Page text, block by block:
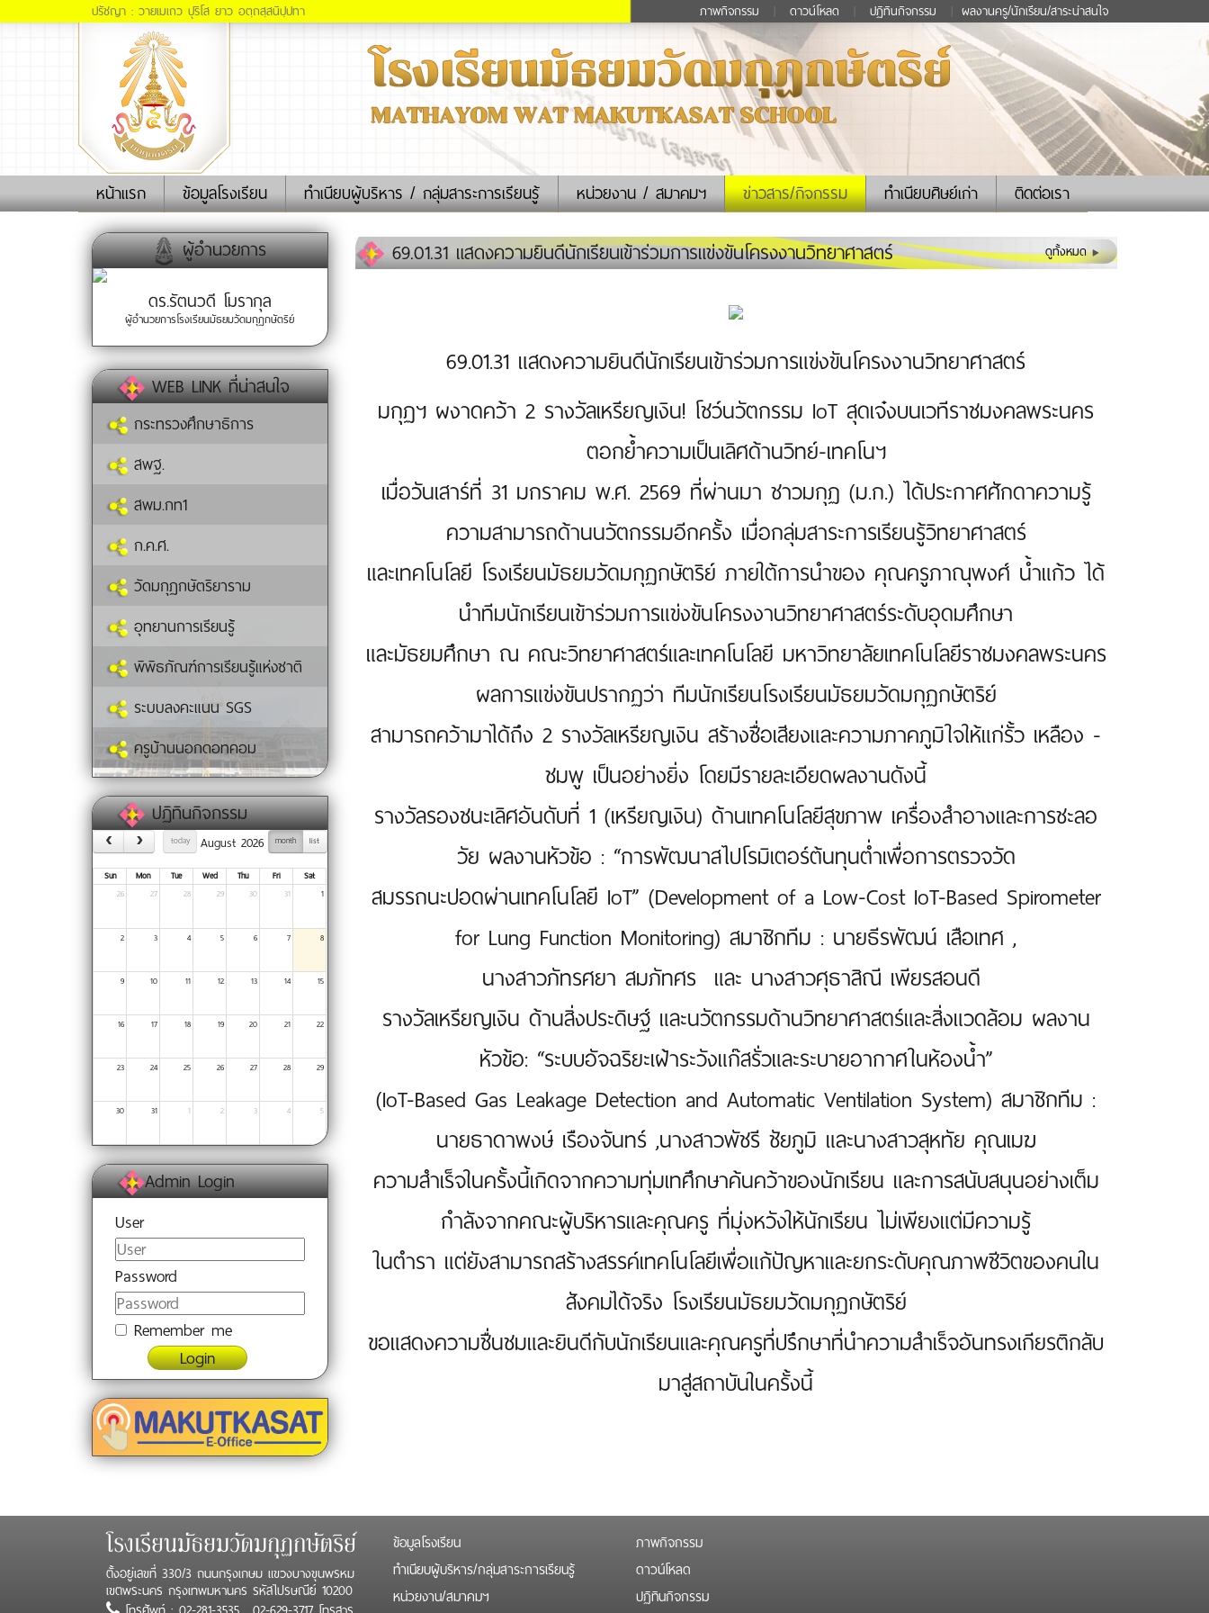
ปรัชญา : วายเมเถว ปุริโส ยาว อตฺถสฺสนิปฺปทา ภาพกิจกรรม ดาวน์โหลด ปฏิทินกิจกรรม ผลงานครู/นักเรียน/สาระน่าสนใจ
หน้าแรก(current)ข้อมูลโรงเรียน ทำเนียบผู้บริหาร / กลุ่มสาระการเรียนรู้ หน่วยงาน / สมาคมฯ ข่าวสาร/กิจกรรม ทำเนียบศิษย์เก่า ติดต่อเรา
ผู้อำนวยการ
ดร.รัตนวดี โมรากุล
ผู้อำนวยการโรงเรียนมัธยมวัดมกุฏกษัตริย์
WEB LINK ที่น่าสนใจ
กระทรวงศึกษาธิการ
สพฐ.
สพม.กท1
ก.ค.ศ.
วัดมกุฏกษัตริยาราม
อุทยานการเรียนรู้
พิพิธภัณฑ์การเรียนรู้แห่งชาติ
ระบบลงคะแนน SGS
ครูบ้านนอกดอทคอม
ปฏิทินกิจกรรม
today month list
August 2026
Sun Mon Tue Wed Thu Fri
Sat
26
27 28 29 30 31 1
2 3 4 5 6 7 8
9 10 11 12 13 14 15
16 17 18 19 20 21 22
23 24 25 26 27 28 29
30 31 1 2 3 4 5
Admin Login
User
Password
Remember me
Login
69.01.31 แสดงความยินดีนักเรียนเข้าร่วมการแข่งขันโครงงานวิทยาศาสตร์ ดูทั้งหมด
69.01.31 แสดงความยินดีนักเรียนเข้าร่วมการแข่งขันโครงงานวิทยาศาสตร์
มกุฏฯ ผงาดคว้า 2 รางวัลเหรียญเงิน! โชว์นวัตกรรม IoT สุดเจ๋งบนเวทีราชมงคลพระนคร
ตอกย้ำความเป็นเลิศด้านวิทย์-เทคโนฯ
เมื่อวันเสาร์ที่ 31 มกราคม พ.ศ. 2569 ที่ผ่านมา ชาวมกุฏ (ม.ก.) ได้ประกาศศักดาความรู้
ความสามารถด้านนวัตกรรมอีกครั้ง เมื่อกลุ่มสาระการเรียนรู้วิทยาศาสตร์
และเทคโนโลยี โรงเรียนมัธยมวัดมกุฏกษัตริย์ ภายใต้การนำของ คุณครูภาณุพงศ์ น้ำแก้ว ได้
นำทีมนักเรียนเข้าร่วมการแข่งขันโครงงานวิทยาศาสตร์ระดับอุดมศึกษา
และมัธยมศึกษา ณ คณะวิทยาศาสตร์และเทคโนโลยี มหาวิทยาลัยเทคโนโลยีราชมงคลพระนคร
ผลการแข่งขันปรากฏว่า ทีมนักเรียนโรงเรียนมัธยมวัดมกุฏกษัตริย์
สามารถคว้ามาได้ถึง 2 รางวัลเหรียญเงิน สร้างชื่อเสียงและความภาคภูมิใจให้แก่รั้ว เหลือง -
ชมพู เป็นอย่างยิ่ง โดยมีรายละเอียดผลงานดังนี้
รางวัลรองชนะเลิศอันดับที่ 1 (เหรียญเงิน) ด้านเทคโนโลยีสุขภาพ เครื่องสำอางและการชะลอ
วัย ผลงานหัวข้อ : “การพัฒนาสไปโรมิเตอร์ต้นทุนต่ำเพื่อการตรวจวัด
สมรรถนะปอดผ่านเทคโนโลยี IoT” (Development of a Low-Cost IoT-Based Spirometer
for Lung Function Monitoring) สมาชิกทีม : นายธีรพัฒน์ เสือเทศ ,
นางสาวภัทรศยา สมภัทศร และ นางสาวศุธาสิณี เพียรสอนดี
รางวัลเหรียญเงิน ด้านสิ่งประดิษฐ์ และนวัตกรรมด้านวิทยาศาสตร์และสิ่งแวดล้อม ผลงาน
หัวข้อ: “ระบบอัจฉริยะเฝ้าระวังแก๊สรั่วและระบายอากาศในห้องน้ำ”
(IoT-Based Gas Leakage Detection and Automatic Ventilation System) สมาชิกทีม :
นายธาดาพงษ์ เรืองจันทร์ ,นางสาวพัชรี ชัยภูมิ และนางสาวสุหทัย คุณเมฆ
ความสำเร็จในครั้งนี้เกิดจากความทุ่มเทศึกษาค้นคว้าของนักเรียน และการสนับสนุนอย่างเต็ม
กำลังจากคณะผู้บริหารและคุณครู ที่มุ่งหวังให้นักเรียน ไม่เพียงแต่มีความรู้
ในตำรา แต่ยังสามารถสร้างสรรค์เทคโนโลยีเพื่อแก้ปัญหาและยกระดับคุณภาพชีวิตของคนใน
สังคมได้จริง โรงเรียนมัธยมวัดมกุฏกษัตริย์
ขอแสดงความชื่นชมและยินดีกับนักเรียนและคุณครูที่ปรึกษาที่นำความสำเร็จอันทรงเกียรติกลับ
มาสู่สถาบันในครั้งนี้
โรงเรียนมัธยมวัดมกุฏกษัตริย์
ตั้งอยู่เลขที่ 330/3 ถนนกรุงเกษม แขวงบางขุนพรหม
เขตพระนคร กรุงเทพมหานคร รหัสไปรษณีย์ 10200
ข้อมูลโรงเรียน
ทำเนียบผู้บริหาร/กลุ่มสาระการเรียนรู้
หน่วยงาน/สมาคมฯ
ภาพกิจกรรม
ดาวน์โหลด
ปฏิทินกิจกรรม